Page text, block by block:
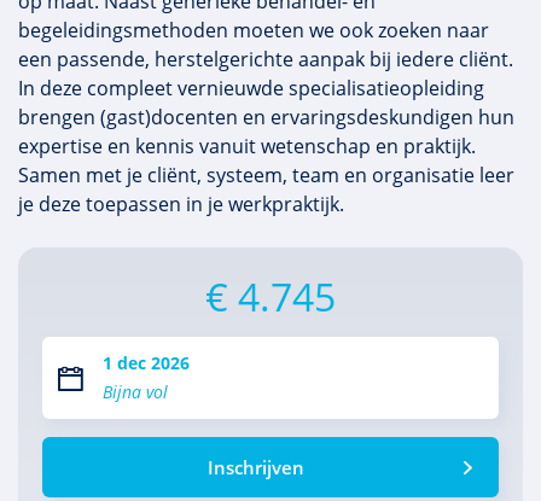
begeleidingsmethoden moeten we ook zoeken naar
een passende, herstelgerichte aanpak bij iedere cliënt.
In deze compleet vernieuwde specialisatieopleiding
brengen (gast)docenten en ervaringsdeskundigen hun
expertise en kennis vanuit wetenschap en praktijk.
Samen met je cliënt, systeem, team en organisatie leer
je deze toepassen in je werkpraktijk.
€ 4.745
1 dec 2026
Bijna vol
Inschrijven